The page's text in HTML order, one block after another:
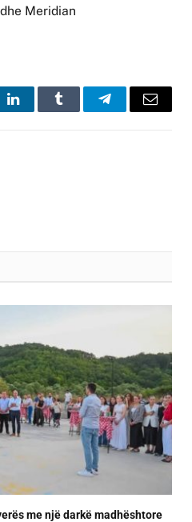
Meridian
LinkedInTumblr TelegramEmail
me një darkë madhështore